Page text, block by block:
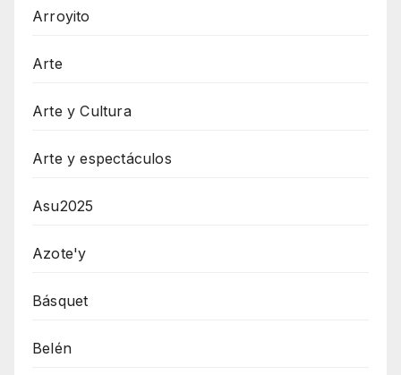
Arroyito
Arte
Arte y Cultura
Arte y espectáculos
Asu2025
Azote'y
Básquet
Belén